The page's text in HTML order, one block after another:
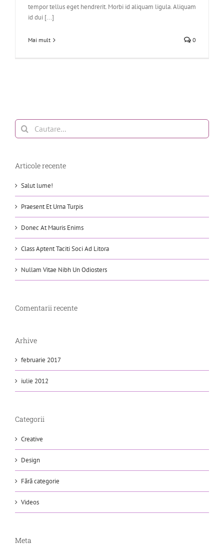
tempor tellus eget hendrerit. Morbi id aliquam ligula. Aliquam
id dui [...]
Mai mult 0
Cautare...
Articole recente
Salut lume!
Praesent Et Urna Turpis
Donec At Mauris Enims
Class Aptent Taciti Soci Ad Litora
Nullam Vitae Nibh Un Odiosters
Comentarii recente
Arhive
februarie 2017
iulie 2012
Categorii
Creative
Design
Fără categorie
Videos
Meta